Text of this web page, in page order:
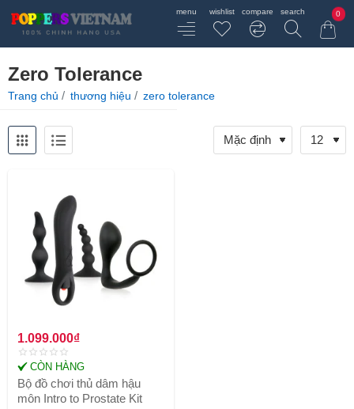
0
Zero Tolerance
Trang chủ home
thương hiệu zero tolerance
CÒN HÀNG
Bộ đồ chơi thủ dâm hậu
môn Intro to Prostate Kit
1.099.000₫